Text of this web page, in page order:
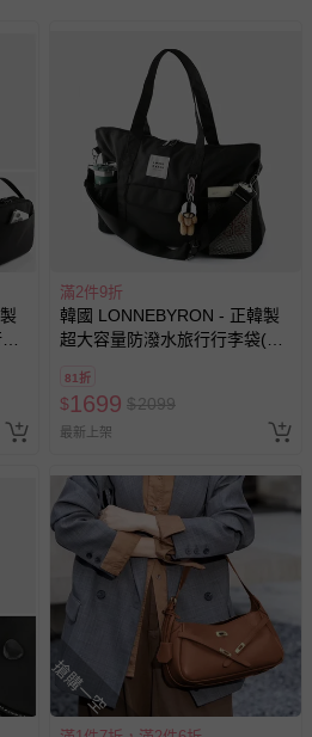
滿2件9折
韓國 LONNEBYRON - 正韓製
超大容量防潑水旅行行李袋(附
(60x37x17cm)
81折
$1699 $2099
最新上架
搶購一空